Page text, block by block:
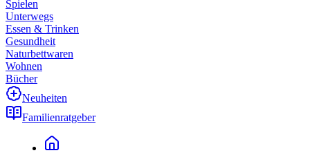
Spielen
Unterwegs
Essen & Trinken
Gesundheit
Naturbettwaren
Wohnen
Bücher
Neuheiten
Familienratgeber